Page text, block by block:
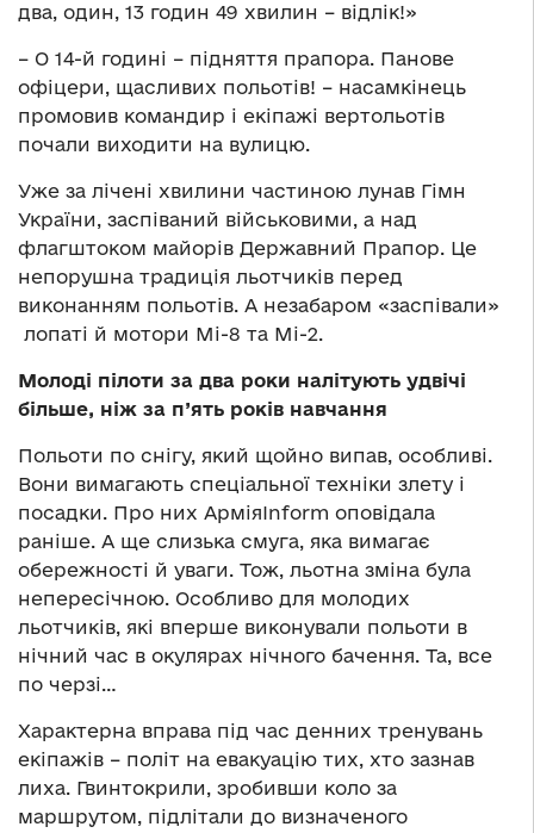
два, один, 13 годин 49 хвилин – відлік!»
– О 14-й годині – підняття прапора. Панове
офіцери, щасливих польотів! – насамкінець
промовив командир і екіпажі вертольотів
почали виходити на вулицю.
Уже за лічені хвилини частиною лунав Гімн
України, заспіваний військовими, а над
флагштоком майорів Державний Прапор. Це
непорушна традиція льотчиків перед
виконанням польотів. А незабаром «заспівали»
лопаті й мотори Мі-8 та Мі-2.
Молоді пілоти за два роки налітують удвічі
більше, ніж за п’ять років навчання
Польоти по снігу, який щойно випав, особливі.
Вони вимагають спеціальної техніки злету і
посадки. Про них АрміяІnform оповідала
раніше. А ще слизька смуга, яка вимагає
обережності й уваги. Тож, льотна зміна була
непересічною. Особливо для молодих
льотчиків, які вперше виконували польоти в
нічний час в окулярах нічного бачення. Та, все
по черзі…
Характерна вправа під час денних тренувань
екіпажів – політ на евакуацію тих, хто зазнав
лиха. Гвинтокрили, зробивши коло за
маршрутом, підлітали до визначеного